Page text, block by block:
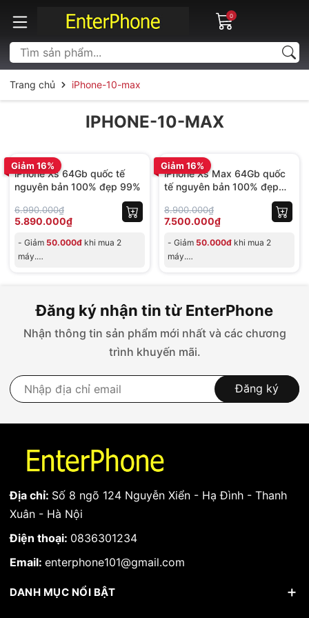
0
Trang chủ iPhone-10-max
IPHONE-10-MAX
Giảm 16%
iPhone Xs 64Gb quốc tế
nguyên bản 100% đẹp 99%
6.990.000₫
5.890.000₫
- Giảm 50.000đ khi mua 2
máy.
Giảm 16%
iPhone Xs Max 64Gb quốc
tế nguyên bản 100% đẹp
8.900.000₫
7.500.000₫
- Giảm 50.000đ khi mua 2
máy.
Đăng ký nhận tin từ EnterPhone
Nhận thông tin sản phẩm mới nhất và các chương
trình khuyến mãi.
Đăng ký
Địa chỉ: Số 8 ngõ 124 Nguyễn Xiển - Hạ Đình - Thanh
Xuân - Hà Nội
Điện thoại: 0836301234
Email: enterphone101@gmail.com
DANH MỤC NỔI BẬT